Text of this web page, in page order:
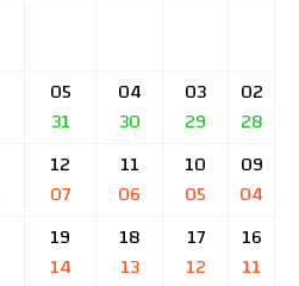
02
28
03
29
04
30
05
31
09
04
10
05
11
06
12
07
16
11
17
12
18
13
19
14